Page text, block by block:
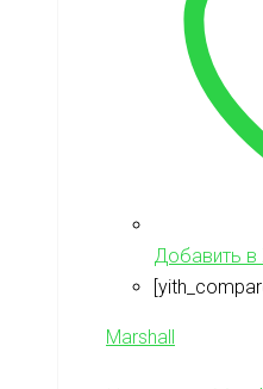
Добавить в
Marshall